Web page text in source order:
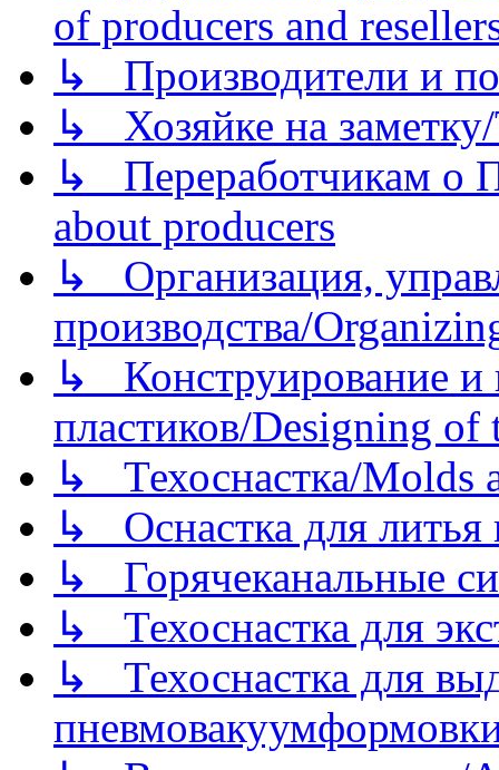
of producers and
↳ Производители и
↳ Хозяйке на
↳ Переработчикам о
about producers
↳ Организация,
производства/
↳ Конструирование и
пластиков/Designing of
↳ Техоснастка/Molds
↳ Оснастка для литья
↳ Горячеканальные
↳ Техоснастка для
↳ Техоснастка для